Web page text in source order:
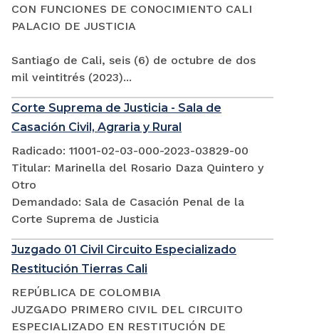
CON FUNCIONES DE CONOCIMIENTO CALI
PALACIO DE JUSTICIA
Santiago de Cali, seis (6) de octubre de dos
mil veintitrés (2023)...
Corte Suprema de Justicia - Sala de
Casación Civil, Agraria y Rural
Radicado: 11001-02-03-000-2023-03829-00
Titular: Marinella del Rosario Daza Quintero y
Otro
Demandado: Sala de Casación Penal de la
Corte Suprema de Justicia
Juzgado 01 Civil Circuito Especializado
Restitución Tierras Cali
REPÚBLICA DE COLOMBIA
JUZGADO PRIMERO CIVIL DEL CIRCUITO
ESPECIALIZADO EN RESTITUCIÓN DE